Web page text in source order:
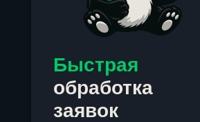
Быстрая
обработка
заявок